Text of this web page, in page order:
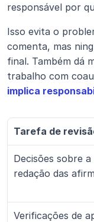
responsável por
Isso evita o
comenta, mas
final. Também dá
trabalho com
implica
Tarefa de
Decisões sobre a
redação das
Verificações de